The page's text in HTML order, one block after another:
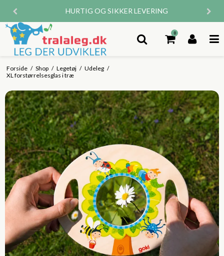
HURTIG OG SIKKER LEVERING
0
Forside / Shop / Legetøj / Udeleg /
XL forstørrelsesglas i træ